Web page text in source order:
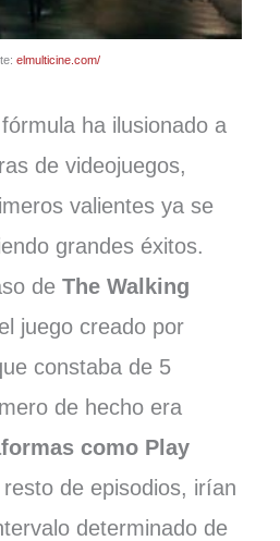
elmulticine.com/
ha ilusionado a
de videojuegos,
valientes ya se
grandes éxitos.
deThe Walking
juego creado por
constaba de 5
de hecho era
como Play
de episodios, irían
determinado de